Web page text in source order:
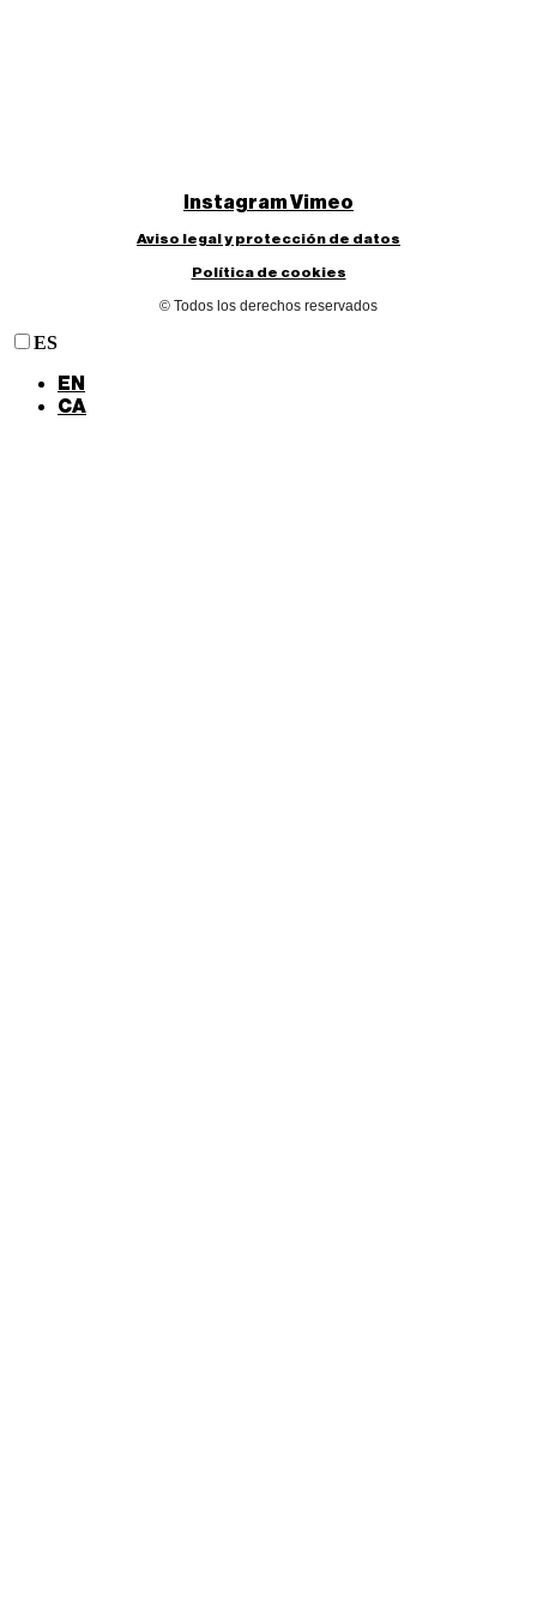
InstagramVimeo
Aviso legal y protección de datos
Política de cookies
© Todos los derechos reservados
ES
EN
CA